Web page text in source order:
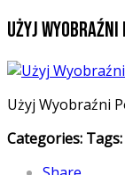
Użyj Wyobraźni
Użyj Wyobraźni
Categories: Tags: